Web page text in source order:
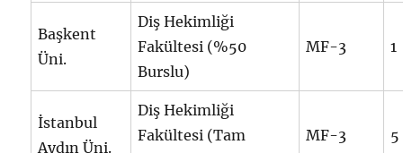
Başkent
Üni.
Diş Hekimliği
Fakültesi (%50
Burslu)
MF-3 1
İstanbul
Aydın Üni.
Diş Hekimliği
Fakültesi (Tam
MF-3 5